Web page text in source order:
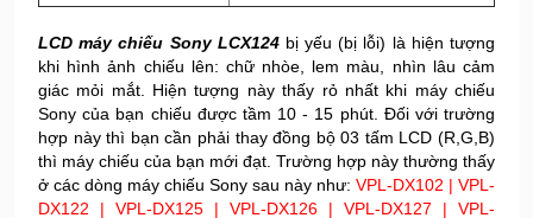
LCD máy chiếu Sony LCX124bị yếu (bị lỗi) là hiện tượng
khi hình ảnh chiếu lên: chữ nhòe, lem màu, nhìn lâu cảm
giác mỏi mắt. Hiện tượng này thấy rỏ nhất khi máy chiếu
Sony của bạn chiếu được tầm 10 - 15 phút. Đối với trường
hợp này thì bạn cần phải thay đồng bộ 03 tấm LCD (R,G,B)
thì máy chiếu của bạn mới đạt. Trường hợp này thường thấy
ở các dòng máy chiếu Sony sau này như: VPL-DX102 | VPL-
DX122 | VPL-DX125 | VPL-DX126 | VPL-DX127 | VPL-